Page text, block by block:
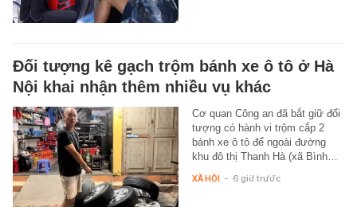
Đối tượng kê gạch trộm bánh xe ô tô ở Hà
Nội khai nhận thêm nhiều vụ khác
Cơ quan Công an đã bắt giữ đối
tượng có hành vi trộm cắp 2
bánh xe ô tô để ngoài đường
khu đô thị Thanh Hà (xã Bình…
XÃ HỘI - 6 giờ trước